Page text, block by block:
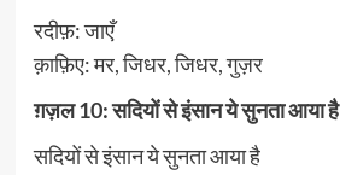
रदीफ़: जाएँ
क़ाफ़िए: मर, जिधर, जिधर, गुज़र
ग़ज़ल 10: सदियों से इंसान ये सुनता आया है
सदियों से इंसान ये सुनता आया है